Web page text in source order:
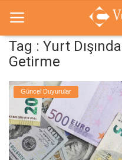
Anasayfa
Pratik Bilgiler
Duyurular
Yayınlarımız
Tag : Yurt
Getirme
Güncel Duyurular